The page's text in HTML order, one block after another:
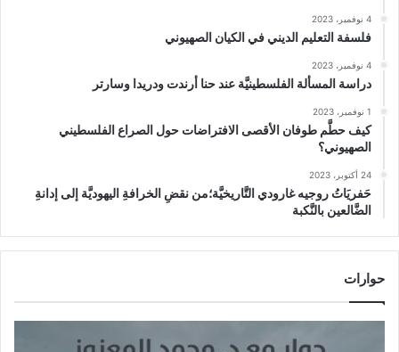
4 نوفمبر، 2023
فلسفة التعليم الديني في الكيان الصهيوني
4 نوفمبر، 2023
دراسة المسألة الفلسطينيَّة عند حنا أرندت ودريدا وسارتر
1 نوفمبر، 2023
كيف حطَّم طوفان الأقصى الافتراضات حول الصراع الفلسطيني
الصهيوني؟
24 أكتوبر، 2023
حَفريَاتُ روجيه غارودي التَّاريخيَّة؛من نقضِ الخرافةِ اليهوديَّة إلى إدانةِ
الضَّالعين بالنَّكبة
حوارات